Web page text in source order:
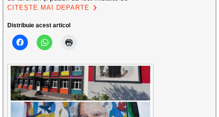
CITEȘTE MAI DEPARTE
Distribuie acest articol